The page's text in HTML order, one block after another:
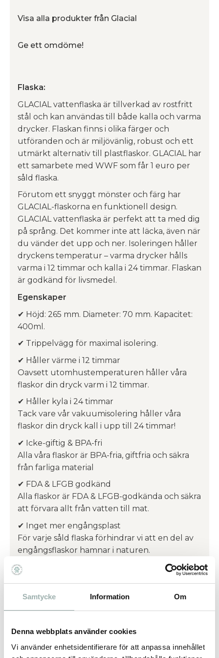
Samtycke Information Om
Denna webbplats använder cookies
Vi använder enhetsidentifierare för att anpassa innehållet
Visa alla produkter från Glacial
Ge ett omdöme!
Flaska:
GLACIAL vattenflaska är tillverkad av rostfritt
stål och kan användas till både kalla och varma
drycker. Flaskan finns i olika färger och
utföranden och är miljövänlig, robust och ett
utmärkt alternativ till plastflaskor. GLACIAL har
ett samarbete med WWF som får 1 euro per
såld flaska.
Förutom ett snyggt mönster och färg har
GLACIAL-flaskorna en funktionell design.
GLACIAL vattenflaska är perfekt att ta med dig
på språng. Det kommer inte att läcka, även när
du vänder det upp och ner. Isoleringen håller
dryckens temperatur – varma drycker hålls
varma i 12 timmar och kalla i 24 timmar. Flaskan
är godkänd för livsmedel.
Egenskaper
✔ Höjd: 265 mm. Diameter: 70 mm. Kapacitet:
400ml.
✔ Trippelvägg för maximal isolering.
✔ Håller värme i 12 timmar
Oavsett utomhustemperaturen håller våra
flaskor din dryck varm i 12 timmar.
✔ Håller kyla i 24 timmar
Tack vare vår vakuumisolering håller våra
flaskor din dryck kall i upp till 24 timmar!
✔ Icke-giftig & BPA-fri
Alla våra flaskor är BPA-fria, giftfria och säkra
från farliga material
✔ FDA & LFGB godkänd
Alla flaskor är FDA & LFGB-godkända och säkra
att förvara allt från vatten till mat.
✔ Inget mer engångsplast
För varje såld flaska förhindrar vi att en del av
engångsflaskor hamnar i naturen.
GLACIALs samarbete med WWF:
I juni 2018 undertecknade GLACIAL ett
partnerskap WWF. Tillsammans är de på
rädda världshaven